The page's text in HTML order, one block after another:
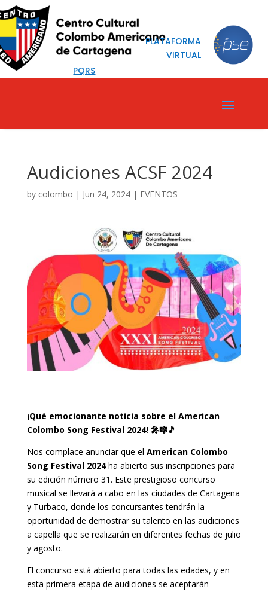
PQRS
PLATAFORMA
VIRTUAL
Audiciones ACSF 2024
by colombo | Jun 24, 2024| EVENTOS
¡Qué emocionante noticia sobre el American
Colombo Song Festival 2024! 🎤🎼🎵
Nos complace anunciar que el American Colombo
Song Festival 2024ha abierto sus inscripciones para
su edición número 31. Este prestigioso concurso
musical se llevará a cabo en las ciudades de Cartagena
y Turbaco, donde los concursantes tendrán la
oportunidad de demostrar su talento en las audiciones
a capella que se realizarán en diferentes fechas de julio
y agosto.
El concurso está abierto para todas las edades, y en
esta primera etapa de audiciones se aceptarán